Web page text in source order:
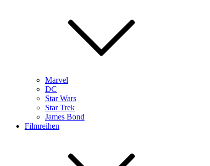
Marvel
DC
Star Wars
Star Trek
James Bond
Filmreihen